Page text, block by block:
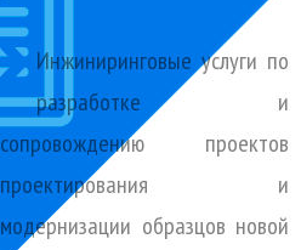
Инжиниринговые услуги по
разработке и
сопровождению проектов
проектирования и
модернизации образцов новой